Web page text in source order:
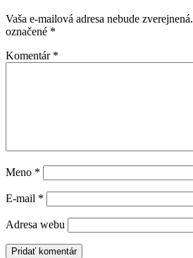
Vaša e-mailová adresa nebude zverejnená.
označené *
Komentár *
Meno *
E-mail *
Adresa webu